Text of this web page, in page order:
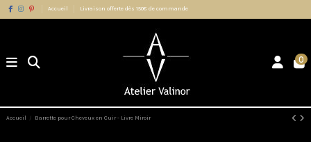
Accueil Livraison offerte dès 150€ de commande
0
Accueil Barrette pour Cheveux en Cuir - Livre Miroir